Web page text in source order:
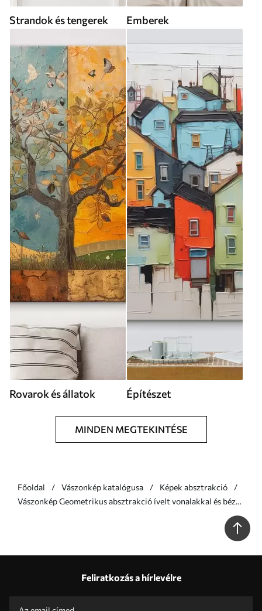
Strandok és tengerek Emberek
Rovarok és állatok Építészet
MINDEN MEGTEKINTÉSE
Főoldal Vászonkép katalógusa
Képek absztrakció
Vászonkép Geometrikus absztrakció ívelt vonalakkal és bézs
Feliratkozás a hírlevélre